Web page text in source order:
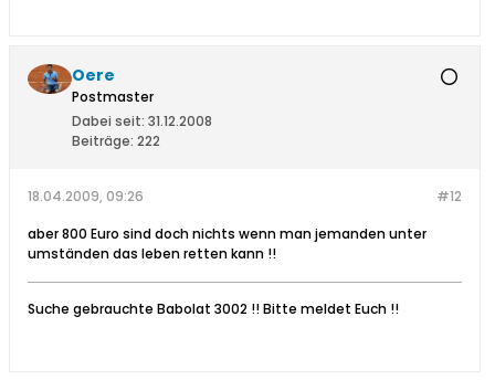
Oere
Postmaster
Dabei seit: 31.12.2008
Beiträge: 222
#12
18.04.2009, 09:26
aber 800 Euro sind doch nichts wenn man jemanden unter
umständen das leben retten kann !!
Suche gebrauchte Babolat 3002 !! Bitte meldet Euch !!